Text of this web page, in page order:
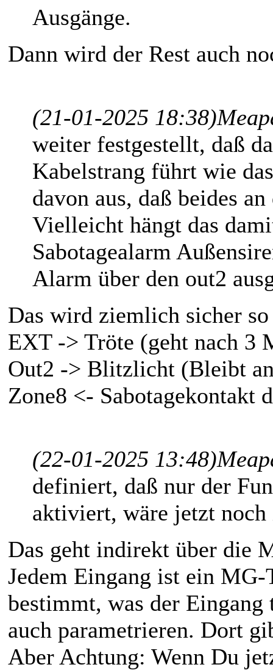
Ausgänge.
Dann wird der Rest auch
(21-01-2025 18:38)
weiter festgestellt, daß
Kabelstrang führt wie
davon aus, daß beides
Vielleicht hängt das
Sabotagealarm
Alarm über den out2
Das wird ziemlich sicher
EXT -> Tröte (geht nach 3
Out2 -> Blitzlicht (Bleibt
Zone8 <- Sabotagekontakt
(22-01-2025 13:48)
definiert, daß nur der
aktiviert, wäre jetzt noch
Das geht indirekt über die
Jedem Eingang ist ein
bestimmt, was der
auch parametrieren. Dort
Aber Achtung: Wenn Du